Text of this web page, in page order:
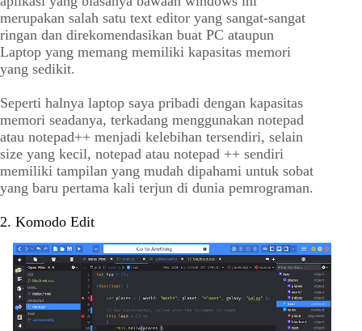
merupakan salah satu text editor yang sangat-sangat
ringan dan direkomendasikan buat PC ataupun
Laptop yang memang memiliki kapasitas memori
yang sedikit.
Seperti halnya laptop saya pribadi dengan kapasitas
memori seadanya, terkadang menggunakan notepad
atau notepad++ menjadi kelebihan tersendiri, selain
size yang kecil, notepad atau notepad ++ sendiri
memiliki tampilan yang mudah dipahami untuk sobat
yang baru pertama kali terjun di dunia pemrograman.
2. Komodo Edit